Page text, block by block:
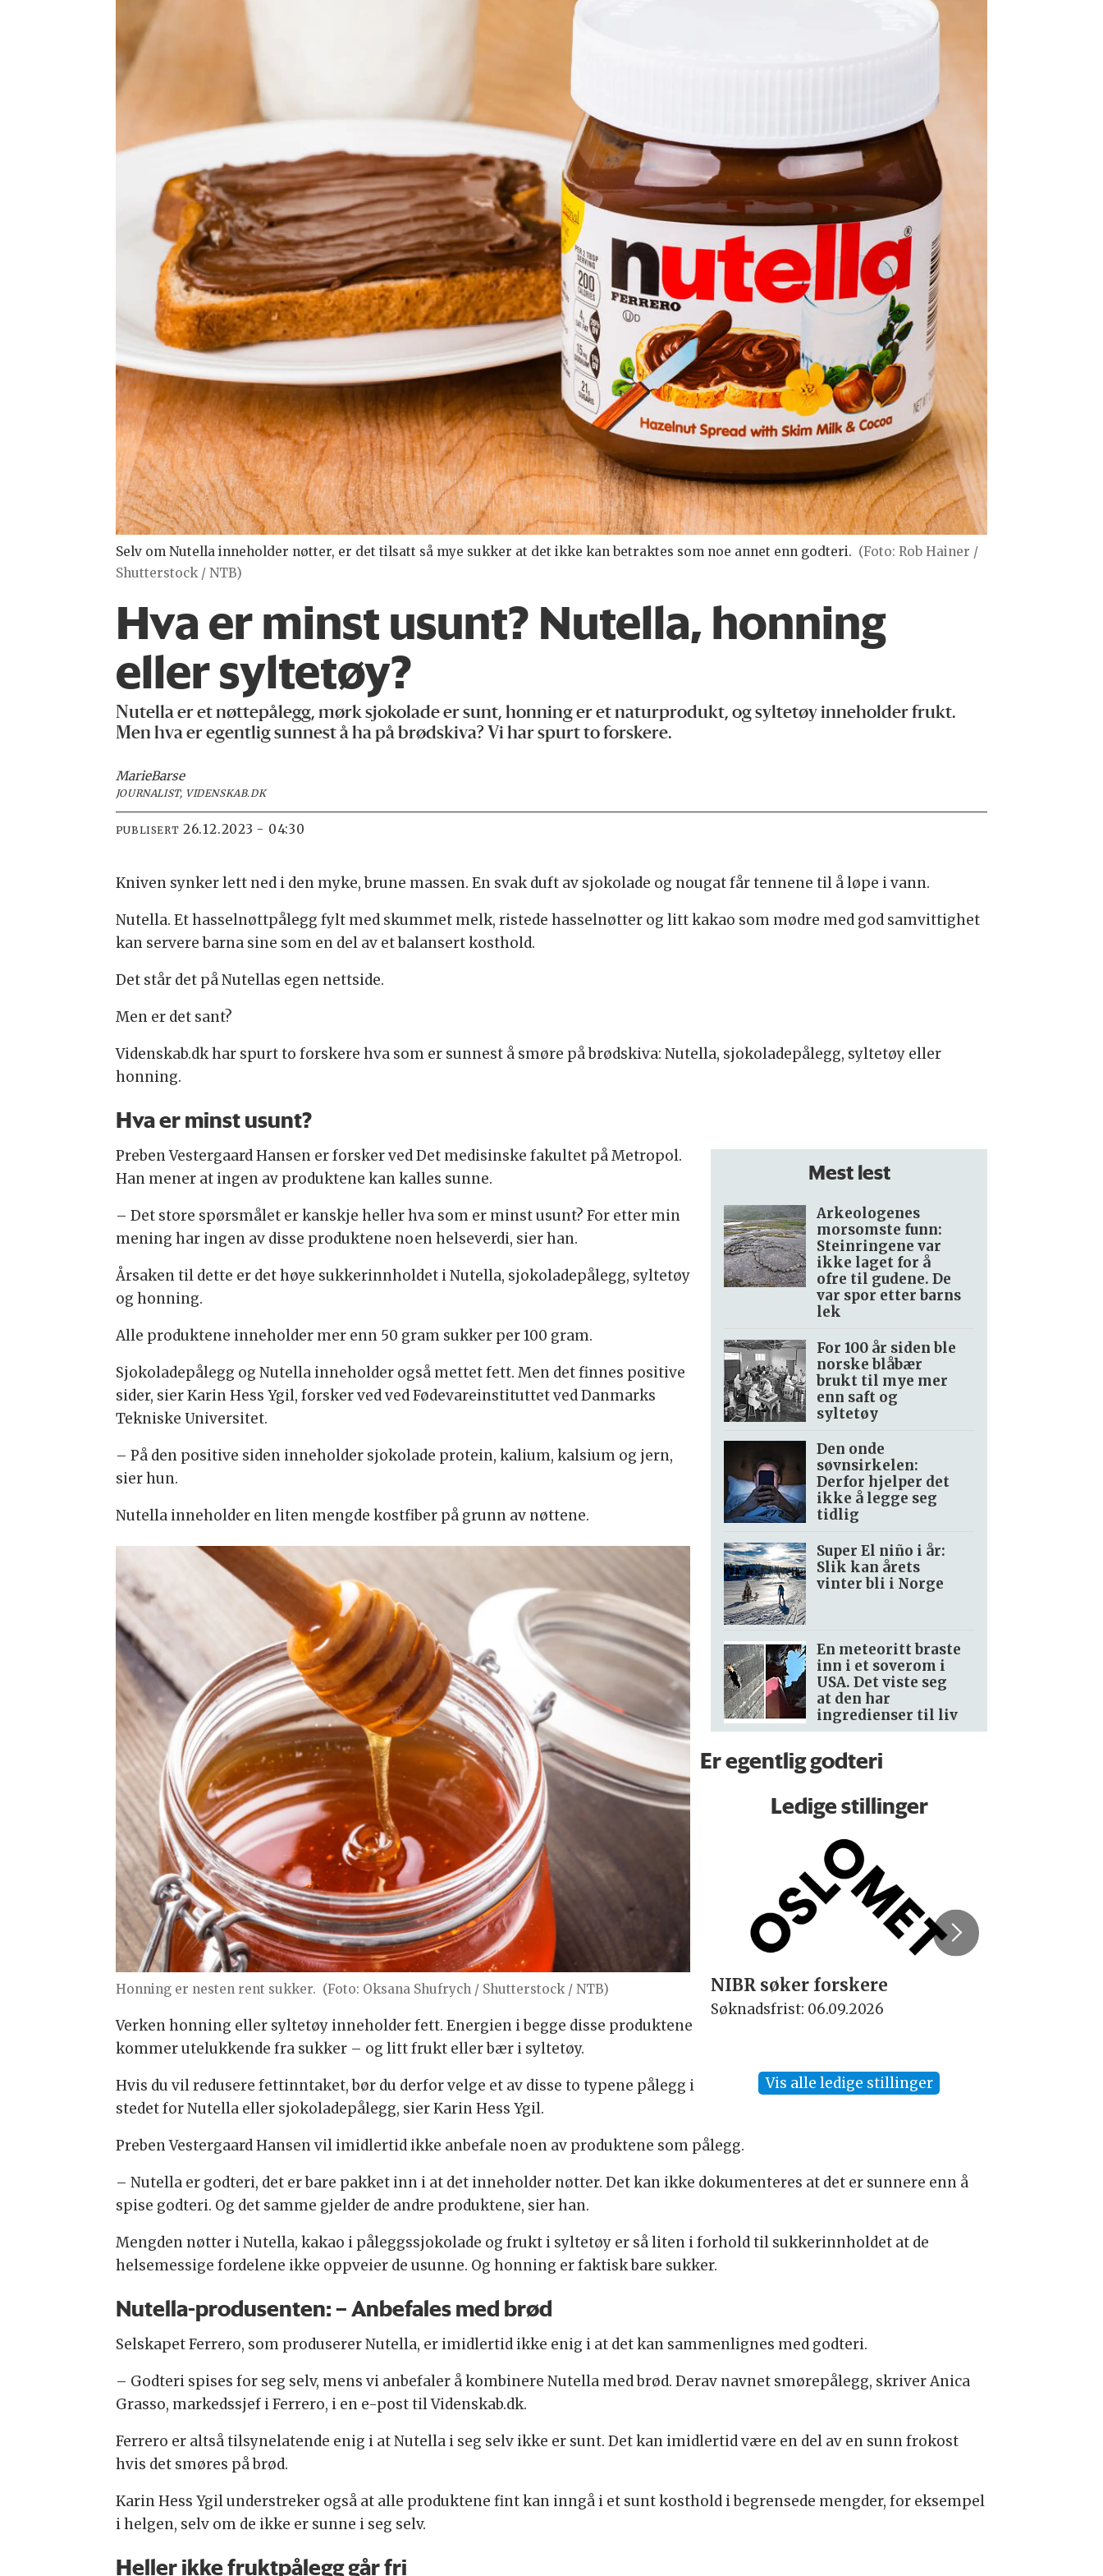
Selv om Nutella inneholder nøtter, er det tilsatt så mye sukker at det ikke kan betraktes som noe annet enn godteri. (Foto: Rob Hainer /
Shutterstock / NTB)
Hva er minst usunt? Nutella, honning
eller syltetøy?
Nutella er et nøttepålegg, mørk sjokolade er sunt, honning er et naturprodukt, og syltetøy inneholder frukt.
Men hva er egentlig sunnest å ha på brødskiva? Vi har spurt to forskere.
MarieBarse
JOURNALIST, VIDENSKAB.DK
PUBLISERT 26.12.2023 - 04:30
Kniven synker lett ned i den myke, brune massen. En svak duft av sjokolade og nougat får tennene til å løpe i vann.
Nutella. Et hasselnøttpålegg fylt med skummet melk, ristede hasselnøtter og litt kakao som mødre med god samvittighet
kan servere barna sine som en del av et balansert kosthold.
Det står det på Nutellas egen nettside.
Men er det sant?
Videnskab.dk har spurt to forskere hva som er sunnest å smøre på brødskiva: Nutella, sjokoladepålegg, syltetøy eller
honning.
Hva er minst usunt?
Mest lest
Arkeologenes
morsomste funn:
Steinringene var
ikke laget for å
ofre til gudene. De
var spor etter barns
lek
For 100 år siden ble
norske blåbær
brukt til mye mer
enn saft og
syltetøy
Den onde
søvnsirkelen:
Derfor hjelper det
ikke å legge seg
tidlig
Super El niño i år:
Slik kan årets
vinter bli i Norge
En meteoritt braste
inn i et soverom i
USA. Det viste seg
at den har
ingredienser til liv
Preben Vestergaard Hansen er forsker ved Det medisinske fakultet på Metropol.
Han mener at ingen av produktene kan kalles sunne.
– Det store spørsmålet er kanskje heller hva som er minst usunt? For etter min
mening har ingen av disse produktene noen helseverdi, sier han.
Årsaken til dette er det høye sukkerinnholdet i Nutella, sjokoladepålegg, syltetøy
og honning.
Alle produktene inneholder mer enn 50 gram sukker per 100 gram.
Sjokoladepålegg og Nutella inneholder også mettet fett. Men det finnes positive
sider, sier Karin Hess Ygil, forsker ved ved Fødevareinstituttet ved Danmarks
Tekniske Universitet.
– På den positive siden inneholder sjokolade protein, kalium, kalsium og jern,
sier hun.
Nutella inneholder en liten mengde kostfiber på grunn av nøttene.
Honning er nesten rent sukker. (Foto: Oksana Shufrych / Shutterstock / NTB)
Er egentlig godteri
Ledige stillinger
NIBR søker forskere
Søknadsfrist: 06.09.2026
Vis alle ledige stillinger
Verken honning eller syltetøy inneholder fett. Energien i begge disse produktene
kommer utelukkende fra sukker – og litt frukt eller bær i syltetøy.
Hvis du vil redusere fettinntaket, bør du derfor velge et av disse to typene pålegg i
stedet for Nutella eller sjokoladepålegg, sier Karin Hess Ygil.
Preben Vestergaard Hansen vil imidlertid ikke anbefale noen av produktene som pålegg.
– Nutella er godteri, det er bare pakket inn i at det inneholder nøtter. Det kan ikke dokumenteres at det er sunnere enn å
spise godteri. Og det samme gjelder de andre produktene, sier han.
Mengden nøtter i Nutella, kakao i påleggssjokolade og frukt i syltetøy er så liten i forhold til sukkerinnholdet at de
helsemessige fordelene ikke oppveier de usunne. Og honning er faktisk bare sukker.
Nutella-produsenten: – Anbefales med brød
Selskapet Ferrero, som produserer Nutella, er imidlertid ikke enig i at det kan sammenlignes med godteri.
– Godteri spises for seg selv, mens vi anbefaler å kombinere Nutella med brød. Derav navnet smørepålegg, skriver Anica
Grasso, markedssjef i Ferrero, i en e-post til Videnskab.dk.
Ferrero er altså tilsynelatende enig i at Nutella i seg selv ikke er sunt. Det kan imidlertid være en del av en sunn frokost
hvis det smøres på brød.
Karin Hess Ygil understreker også at alle produktene fint kan inngå i et sunt kosthold i begrensede mengder, for eksempel
i helgen, selv om de ikke er sunne i seg selv.
Heller ikke fruktpålegg går fri